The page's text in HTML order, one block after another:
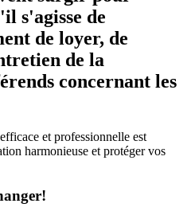
s'agisse de
de loyer, de
de la
concernant les
et professionnelle est
harmonieuse et protéger vos